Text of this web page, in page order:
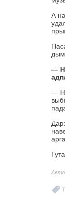
А
—
—